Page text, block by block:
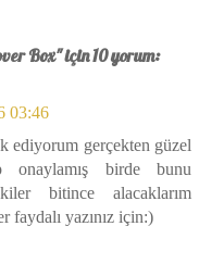
Box" için 10 yorum:
03:46
ediyorum gerçekten güzel
birde bunu
bitince alacaklarım
faydalı yazınız için:)